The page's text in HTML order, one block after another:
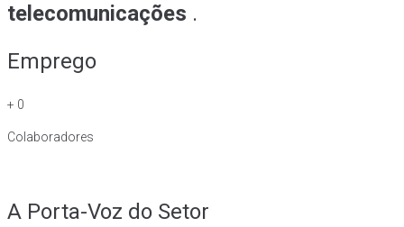
telecomunicações .
Emprego
+ 0
Colaboradores
A Porta-Voz do Setor